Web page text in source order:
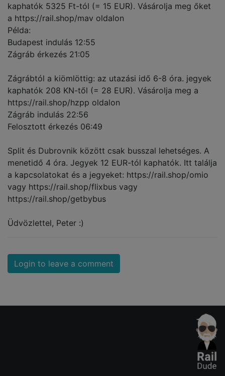
kaphatók 5325 Ft-tól (= 15 EUR). Vásárolja meg őket
a https://rail.shop/mav oldalon
Példa:
Budapest indulás 12:55
Zágráb érkezés 21:05
Zágrábtól a kiömlöttig: az utazási idő 6-8 óra. jegyek
kaphatók 208 KN-től (= 28 EUR). Vásárolja meg a
https://rail.shop/hzpp oldalon
Zágráb indulás 22:56
Felosztott érkezés 06:49
Split és Dubrovnik között csak busszal lehetséges. A
menetidő 4 óra. Jegyek 12 EUR-tól kaphatók. Itt találja
a kapcsolatokat és a jegyeket: https://rail.shop/omio
vagy https://rail.shop/flixbus vagy
https://rail.shop/getbybus
Üdvözlettel, Peter :)
Login to leave a comment